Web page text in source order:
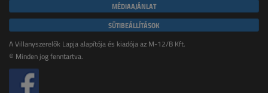
MÉDIAAJÁNLAT
SÜTIBEÁLLÍTÁSOK
A Villanyszerelők Lapja alapítója és kiadója az M-12/B Kft.
© Minden jog fenntartva.